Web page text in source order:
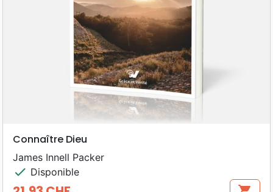
Connaître Dieu
James Innell Packer
check Disponible